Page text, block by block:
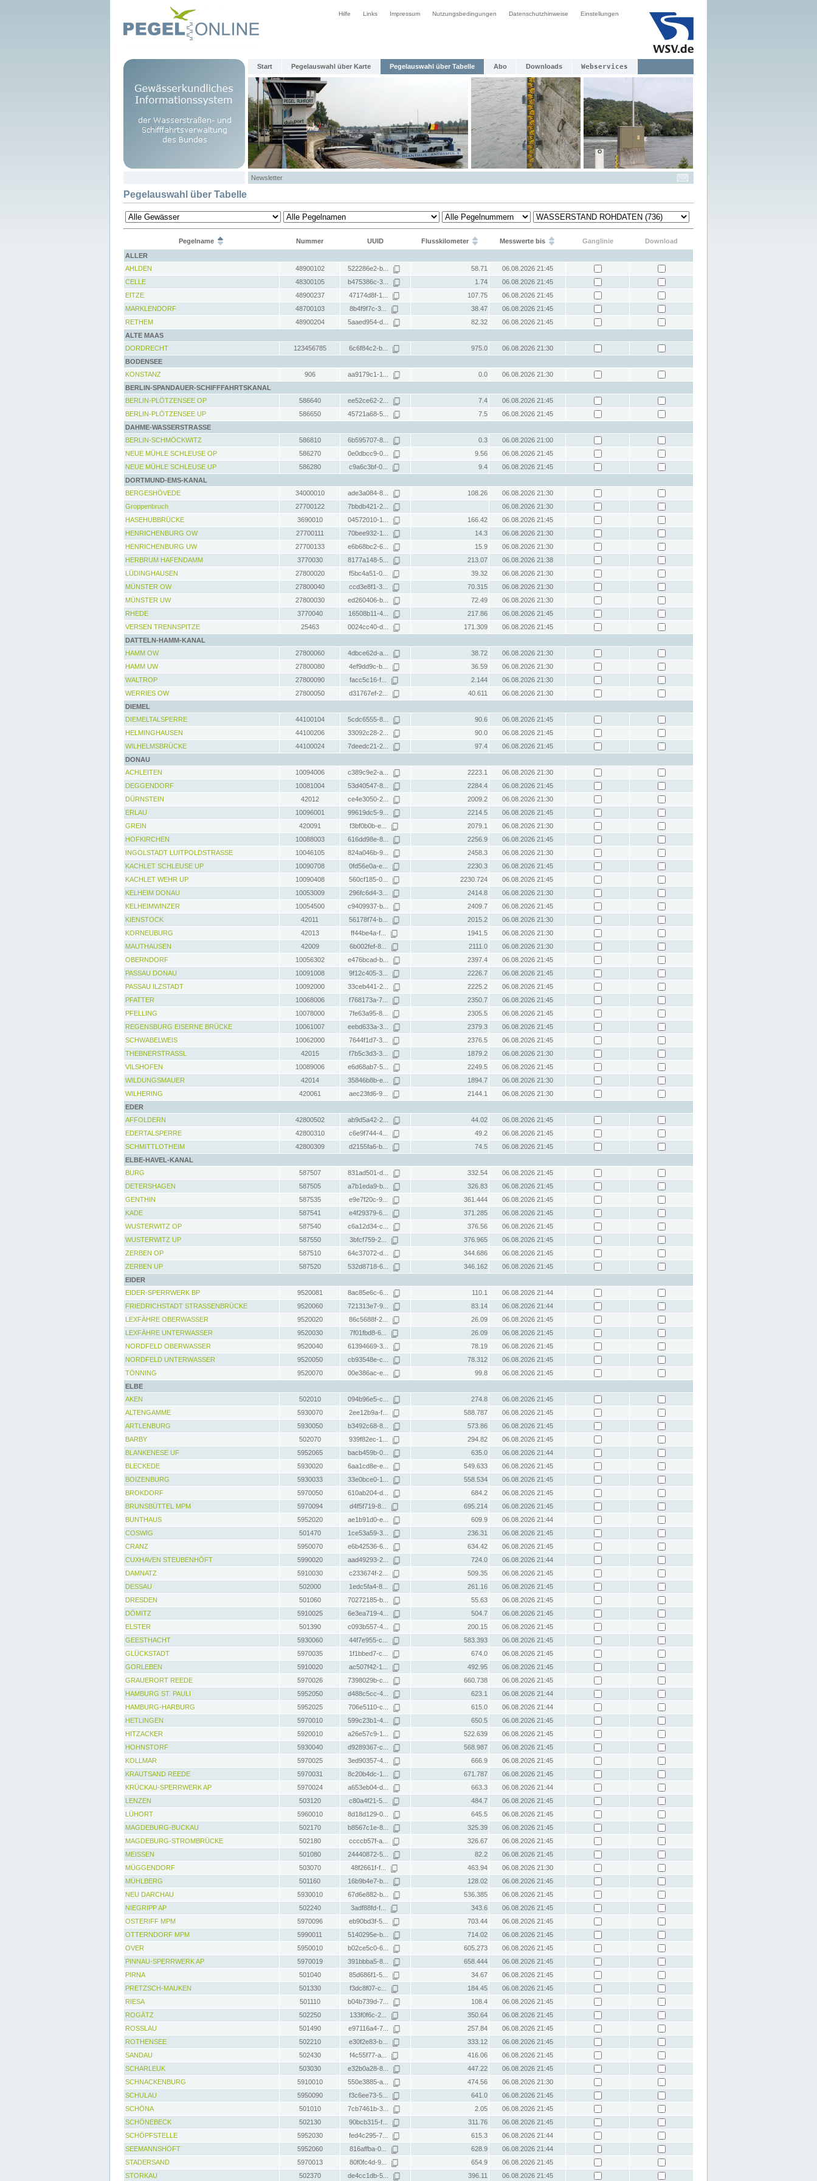
Hilfe Links Impressum Nutzungsbedingungen Datenschutzhinweise Einstellungen
Start Pegelauswahl über Karte Pegelauswahl über Tabelle Abo Downloads Webservices
Newsletter
Pegelauswahl über Tabelle
Pegelname Nummer UUID Flusskilometer Messwerte bis Ganglinie
Download
ALLER
AHLDEN
48900102 522286e2-b... 58.71
06.08.2026 21:45
CELLE
48300105 b475386c-3... 1.74
06.08.2026 21:45
EITZE
48900237 47174d8f-1... 107.75
06.08.2026 21:45
MARKLENDORF
48700103 8b4f9f7c-3... 38.47
06.08.2026 21:45
RETHEM
48900204 5aaed954-d... 82.32
06.08.2026 21:45
ALTE MAAS
DORDRECHT
123456785 6c6f84c2-b... 975.0
06.08.2026 21:30
BODENSEE
KONSTANZ
906 aa9179c1-1... 0.0
06.08.2026 21:30
BERLIN-SPANDAUER-SCHIFFFAHRTSKANAL
BERLIN-PLÖTZENSEE OP
586640 ee52ce62-2... 7.4
06.08.2026 21:45
BERLIN-PLÖTZENSEE UP
586650 45721a68-5... 7.5
06.08.2026 21:45
DAHME-WASSERSTRASSE
BERLIN-SCHMÖCKWITZ
586810 6b595707-8... 0.3
06.08.2026 21:00
NEUE MÜHLE SCHLEUSE OP
586270 0e0dbcc9-0... 9.56
06.08.2026 21:45
NEUE MÜHLE SCHLEUSE UP
586280 c9a6c3bf-0... 9.4
06.08.2026 21:45
DORTMUND-EMS-KANAL
BERGESHÖVEDE
34000010 ade3a084-8... 108.26
06.08.2026 21:30
Groppenbruch
27700122 7bbdb421-2...
06.08.2026 21:30
HASEHUBBRÜCKE
3690010 04572010-1... 166.42
06.08.2026 21:45
HENRICHENBURG OW
27700111 70bee932-1... 14.3
06.08.2026 21:30
HENRICHENBURG UW
27700133 e6b68bc2-6... 15.9
06.08.2026 21:30
HERBRUM HAFENDAMM
3770030 8177a148-5... 213.07
06.08.2026 21:38
LÜDINGHAUSEN
27800020 f5bc4a51-0... 39.32
06.08.2026 21:30
MÜNSTER OW
27800040 ccd3e8f1-3... 70.315
06.08.2026 21:30
MÜNSTER UW
27800030 ed260406-b... 72.49
06.08.2026 21:30
RHEDE
3770040 16508b11-4... 217.86
06.08.2026 21:45
VERSEN TRENNSPITZE
25463 0024cc40-d... 171.309
06.08.2026 21:45
DATTELN-HAMM-KANAL
HAMM OW
27800060 4dbce62d-a... 38.72
06.08.2026 21:30
HAMM UW
27800080 4ef9dd9c-b... 36.59
06.08.2026 21:30
WALTROP
27800090 facc5c16-f... 2.144
06.08.2026 21:30
WERRIES OW
27800050 d31767ef-2... 40.611
06.08.2026 21:30
DIEMEL
DIEMELTALSPERRE
44100104 5cdc6555-8... 90.6
06.08.2026 21:45
HELMINGHAUSEN
44100206 33092c28-2... 90.0
06.08.2026 21:45
WILHELMSBRÜCKE
44100024 7deedc21-2... 97.4
06.08.2026 21:45
DONAU
ACHLEITEN
10094006 c389c9e2-a... 2223.1
06.08.2026 21:30
DEGGENDORF
10081004 53d40547-8... 2284.4
06.08.2026 21:45
DÜRNSTEIN
42012 ce4e3050-2... 2009.2
06.08.2026 21:30
ERLAU
10096001 99619dc5-9... 2214.5
06.08.2026 21:45
GREIN
420091 f3bf0b0b-e... 2079.1
06.08.2026 21:30
HOFKIRCHEN
10088003 616dd98e-8... 2256.9
06.08.2026 21:45
INGOLSTADT LUITPOLDSTRASSE
10046105 824a046b-9... 2458.3
06.08.2026 21:30
KACHLET SCHLEUSE UP
10090708 0fd56e0a-e... 2230.3
06.08.2026 21:45
KACHLET WEHR UP
10090408 560cf185-0... 2230.724
06.08.2026 21:45
KELHEIM DONAU
10053009 296fc6d4-3... 2414.8
06.08.2026 21:30
KELHEIMWINZER
10054500 c9409937-b... 2409.7
06.08.2026 21:45
KIENSTOCK
42011 56178f74-b... 2015.2
06.08.2026 21:30
KORNEUBURG
42013 ff44be4a-f... 1941.5
06.08.2026 21:30
MAUTHAUSEN
42009 6b002fef-8... 2111.0
06.08.2026 21:30
OBERNDORF
10056302 e476bcad-b... 2397.4
06.08.2026 21:45
PASSAU DONAU
10091008 9f12c405-3... 2226.7
06.08.2026 21:45
PASSAU ILZSTADT
10092000 33ceb441-2... 2225.2
06.08.2026 21:45
PFATTER
10068006 f768173a-7... 2350.7
06.08.2026 21:45
PFELLING
10078000 7fe63a95-8... 2305.5
06.08.2026 21:45
REGENSBURG EISERNE BRÜCKE
10061007 eebd633a-3... 2379.3
06.08.2026 21:45
SCHWABELWEIS
10062000 7644f1d7-3... 2376.5
06.08.2026 21:45
THEBNERSTRASSL
42015 f7b5c3d3-3... 1879.2
06.08.2026 21:30
VILSHOFEN
10089006 e6d68ab7-5... 2249.5
06.08.2026 21:45
WILDUNGSMAUER
42014 35846b8b-e... 1894.7
06.08.2026 21:30
WILHERING
420061 aec23fd6-9... 2144.1
06.08.2026 21:30
EDER
AFFOLDERN
42800502 ab9d5a42-2... 44.02
06.08.2026 21:45
EDERTALSPERRE
42800310 c6e9f744-4... 49.2
06.08.2026 21:45
SCHMITTLOTHEIM
42800309 d2155fa6-b... 74.5
06.08.2026 21:45
ELBE-HAVEL-KANAL
BURG
587507 831ad501-d... 332.54
06.08.2026 21:45
DETERSHAGEN
587505 a7b1eda9-b... 326.83
06.08.2026 21:45
GENTHIN
587535 e9e7f20c-9... 361.444
06.08.2026 21:45
KADE
587541 e4f29379-6... 371.285
06.08.2026 21:45
WUSTERWITZ OP
587540 c6a12d34-c... 376.56
06.08.2026 21:45
WUSTERWITZ UP
587550 3bfcf759-2... 376.965
06.08.2026 21:45
ZERBEN OP
587510 64c37072-d... 344.686
06.08.2026 21:45
ZERBEN UP
587520 532d8718-6... 346.162
06.08.2026 21:45
EIDER
EIDER-SPERRWERK BP
9520081 8ac85e6c-6... 110.1
06.08.2026 21:44
FRIEDRICHSTADT STRASSENBRÜCKE
9520060 721313e7-9... 83.14
06.08.2026 21:44
LEXFÄHRE OBERWASSER
9520020 86c5688f-2... 26.09
06.08.2026 21:45
LEXFÄHRE UNTERWASSER
9520030 7f01fbd8-6... 26.09
06.08.2026 21:45
NORDFELD OBERWASSER
9520040 61394669-3... 78.19
06.08.2026 21:45
NORDFELD UNTERWASSER
9520050 cb93548e-c... 78.312
06.08.2026 21:45
TÖNNING
9520070 00e386ac-e... 99.8
06.08.2026 21:45
ELBE
AKEN
502010 094b96e5-c... 274.8
06.08.2026 21:45
ALTENGAMME
5930070 2ee12b9a-f... 588.787
06.08.2026 21:45
ARTLENBURG
5930050 b3492c68-8... 573.86
06.08.2026 21:45
BARBY
502070 939f82ec-1... 294.82
06.08.2026 21:45
BLANKENESE UF
5952065 bacb459b-0... 635.0
06.08.2026 21:44
BLECKEDE
5930020 6aa1cd8e-e... 549.633
06.08.2026 21:45
BOIZENBURG
5930033 33e0bce0-1... 558.534
06.08.2026 21:45
BROKDORF
5970050 610ab204-d... 684.2
06.08.2026 21:45
BRUNSBÜTTEL MPM
5970094 d4f5f719-8... 695.214
06.08.2026 21:45
BUNTHAUS
5952020 ae1b91d0-e... 609.9
06.08.2026 21:44
COSWIG
501470 1ce53a59-3... 236.31
06.08.2026 21:45
CRANZ
5950070 e6b42536-6... 634.42
06.08.2026 21:45
CUXHAVEN STEUBENHÖFT
5990020 aad49293-2... 724.0
06.08.2026 21:44
DAMNATZ
5910030 c233674f-2... 509.35
06.08.2026 21:45
DESSAU
502000 1edc5fa4-8... 261.16
06.08.2026 21:45
DRESDEN
501060 70272185-b... 55.63
06.08.2026 21:45
DÖMITZ
5910025 6e3ea719-4... 504.7
06.08.2026 21:45
ELSTER
501390 c093b557-4... 200.15
06.08.2026 21:45
GEESTHACHT
5930060 44f7e955-c... 583.393
06.08.2026 21:45
GLÜCKSTADT
5970035 1f1bbed7-c... 674.0
06.08.2026 21:45
GORLEBEN
5910020 ac507f42-1... 492.95
06.08.2026 21:45
GRAUERORT REEDE
5970026 7398029b-c... 660.738
06.08.2026 21:45
HAMBURG ST. PAULI
5952050 d488c5cc-4... 623.1
06.08.2026 21:44
HAMBURG-HARBURG
5952025 706e5110-c... 615.0
06.08.2026 21:44
HETLINGEN
5970010 599c23b1-4... 650.5
06.08.2026 21:45
HITZACKER
5920010 a26e57c9-1... 522.639
06.08.2026 21:45
HOHNSTORF
5930040 d9289367-c... 568.987
06.08.2026 21:45
KOLLMAR
5970025 3ed90357-4... 666.9
06.08.2026 21:45
KRAUTSAND REEDE
5970031 8c20b4dc-1... 671.787
06.08.2026 21:45
KRÜCKAU-SPERRWERK AP
5970024 a653eb04-d... 663.3
06.08.2026 21:44
LENZEN
503120 c80a4f21-5... 484.7
06.08.2026 21:45
LÜHORT
5960010 8d18d129-0... 645.5
06.08.2026 21:45
MAGDEBURG-BUCKAU
502170 b8567c1e-8... 325.39
06.08.2026 21:45
MAGDEBURG-STROMBRÜCKE
502180 ccccb57f-a... 326.67
06.08.2026 21:45
MEISSEN
501080 24440872-5... 82.2
06.08.2026 21:45
MÜGGENDORF
503070 48f2661f-f... 463.94
06.08.2026 21:30
MÜHLBERG
501160 16b9b4e7-b... 128.02
06.08.2026 21:45
NEU DARCHAU
5930010 67d6e882-b... 536.385
06.08.2026 21:45
NIEGRIPP AP
502240 3adf88fd-f... 343.6
06.08.2026 21:45
OSTERIFF MPM
5970096 eb90bd3f-5... 703.44
06.08.2026 21:45
OTTERNDORF MPM
5990011 5140295e-b... 714.02
06.08.2026 21:45
OVER
5950010 b02ce5c0-6... 605.273
06.08.2026 21:45
PINNAU-SPERRWERK AP
5970019 391bbba5-8... 658.444
06.08.2026 21:45
PIRNA
501040 85d686f1-5... 34.67
06.08.2026 21:45
PRETZSCH-MAUKEN
501330 f3dc8f07-c... 184.45
06.08.2026 21:45
RIESA
501110 b04b739d-7... 108.4
06.08.2026 21:45
ROGÄTZ
502250 133f0f6c-2... 350.64
06.08.2026 21:45
ROSSLAU
501490 e97116a4-7... 257.84
06.08.2026 21:45
ROTHENSEE
502210 e30f2e83-b... 333.12
06.08.2026 21:45
SANDAU
502430 f4c55f77-a... 416.06
06.08.2026 21:45
SCHARLEUK
503030 e32b0a28-8... 447.22
06.08.2026 21:45
SCHNACKENBURG
5910010 550e3885-a... 474.56
06.08.2026 21:30
SCHULAU
5950090 f3c6ee73-5... 641.0
06.08.2026 21:45
SCHÖNA
501010 7cb7461b-3... 2.05
06.08.2026 21:45
SCHÖNEBECK
502130 90bcb315-f... 311.76
06.08.2026 21:45
SCHÖPFSTELLE
5952030 fed4c295-7... 615.3
06.08.2026 21:44
SEEMANNSHÖFT
5952060 816affba-0... 628.9
06.08.2026 21:44
STADERSAND
5970013 80f0fc4d-9... 654.9
06.08.2026 21:45
STORKAU
502370 de4cc1db-5... 396.11 06.08.2026 21:45